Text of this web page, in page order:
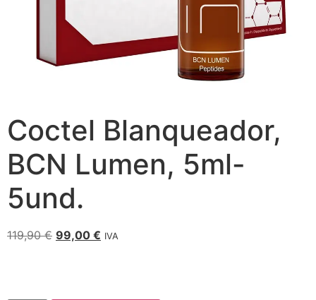
Coctel Blanqueador,
BCN Lumen, 5ml-
5und.
119,90€ 99,00 € IVA